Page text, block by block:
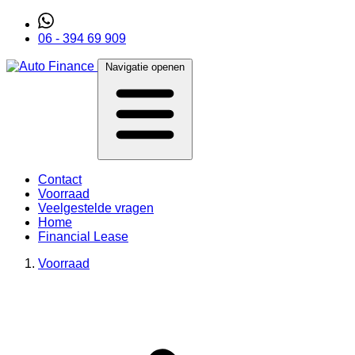
06 - 394 69 909
Navigatie openen
Contact
Voorraad
Veelgestelde vragen
Home
Financial Lease
Voorraad